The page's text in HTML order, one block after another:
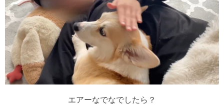
エアーなでなでしたら？